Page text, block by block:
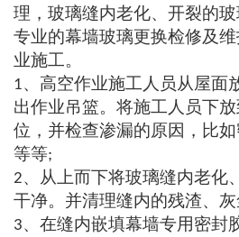
理，玻璃缝内老化、开裂的
专业的幕墙玻璃更换检修及
业施工。
1、高空作业施工人员从屋面
出作业吊篮。将施工人员下
位，并检查渗漏的原因，比
等等;
2、从上而下将玻璃缝内老化
干净。并清理缝内的残渣、
3、在缝内嵌填幕墙专用密封